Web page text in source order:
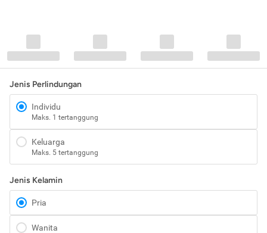
Jenis Perlindungan
Individu
Maks. 1 tertanggung
Keluarga
Maks. 5 tertanggung
Jenis Kelamin
Pria
Wanita